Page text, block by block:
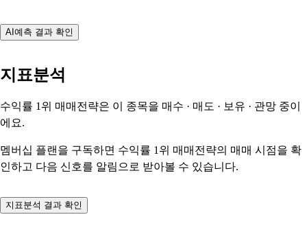
AI예측 결과 확인
지표분석
수익률 1위 매매전략은 이 종목을 매수 · 매도 · 보유 · 관망 중이
에요.
멤버십 플랜을 구독하면 수익률 1위 매매전략의 매매 시점을 확
인하고 다음 신호를 알림으로 받아볼 수 있습니다.
지표분석 결과 확인